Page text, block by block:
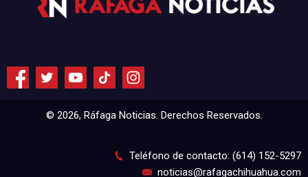
© 2026, Ráfaga Noticias. Derechos Reservados.
Teléfono de contacto: (614) 152-5297
noticias@rafagachihuahua.com